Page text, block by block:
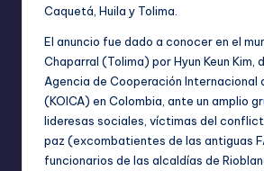
Caquetá, Huila y Tolima.
El anuncio fue dado a conocer en el
Chaparral (Tolima) por Hyun Keun Kim,
Agencia de Cooperación Internacional
(KOICA) en Colombia, ante un amplio
lideresas sociales, víctimas del
paz (excombatientes de las antiguas
funcionarios de las alcaldías de